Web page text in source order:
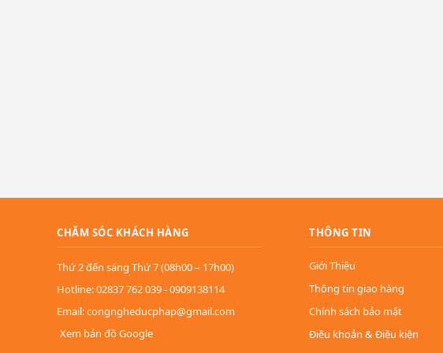
CHĂM SÓC KHÁCH HÀNG
Thứ 2 đến sáng Thứ 7 (08h00 – 17h00)
Hotline: 02837 762 039 - 0909138114
Email: congngheducphap@gmail.com
Xem bản đồ Google
THÔNG TIN
Giới Thiệu
Thông tin giao hàng
Chính sách bảo mật
Điều khoản & Điều kiện